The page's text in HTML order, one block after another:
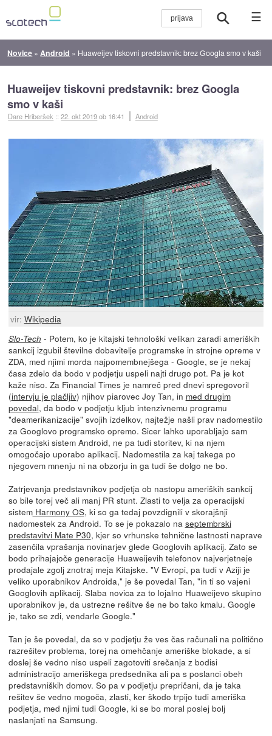
☰
Novice » Android » Huaweijev tiskovni predstavnik: brez Googla smo v kaši
Huaweijev tiskovni predstavnik: brez Googla
smo v kaši
Dare Hriberšek ::22. okt 2019ob 16:41 Android
vir: Wikipedia
Slo-Tech - Potem, ko je kitajski tehnološki velikan zaradi ameriških
sankcij izgubil številne dobavitelje programske in strojne opreme v
ZDA, med njimi morda najpomembnejšega - Google, se je nekaj
časa zdelo da bodo v podjetju uspeli najti drugo pot. Pa je kot
kaže niso. Za Financial Times je namreč pred dnevi spregovoril
(intervju je plačljiv) njihov piarovec Joy Tan, in med drugim
povedal, da bodo v podjetju kljub intenzivnemu programu
"deamerikanizacije" svojih izdelkov, najtežje našli prav nadomestilo
za Googlovo programsko opremo. Sicer lahko uporabljajo sam
operacijski sistem Android, ne pa tudi storitev, ki na njem
omogočajo uporabo aplikacij. Nadomestila za kaj takega po
njegovem mnenju ni na obzorju in ga tudi še dolgo ne bo.
Zatrjevanja predstavnikov podjetja ob nastopu ameriških sankcij
so bile torej več ali manj PR stunt. Zlasti to velja za operacijski
sistemHarmony OS, ki so ga tedaj povzdignili v skorajšnji
nadomestek za Android. To se je pokazalo na septembrski
predstavitvi Mate P30, kjer so vrhunske tehnične lastnosti naprave
zasenčila vprašanja novinarjev glede Googlovih aplikacij. Zato se
bodo prihajajoče generacije Huaweijevih telefonov najverjetneje
prodajale zgolj znotraj meja Kitajske. "V Evropi, pa tudi v Aziji je
veliko uporabnikov Androida," je še povedal Tan, "in ti so vajeni
Googlovih aplikacij. Slaba novica za to lojalno Huaweijevo skupino
uporabnikov je, da ustrezne rešitve še ne bo tako kmalu. Google
je, tako se zdi, vendarle Google."
Tan je še povedal, da so v podjetju že ves čas računali na politično
razrešitev problema, torej na omehčanje ameriške blokade, a si
doslej še vedno niso uspeli zagotoviti srečanja z bodisi
administracijo ameriškega predsednika ali pa s poslanci obeh
predstavniških domov. So pa v podjetju prepričani, da je taka
rešitev še vedno mogoča, zlasti, ker škodo trpijo tudi ameriška
podjetja, med njimi tudi Google, ki se bo moral poslej bolj
naslanjati na Samsung.